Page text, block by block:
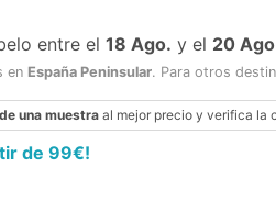
entre el 18 Ago. y el 20
en España Peninsular. Para otros
una muestra al mejor precio y verifica la
de 99€!